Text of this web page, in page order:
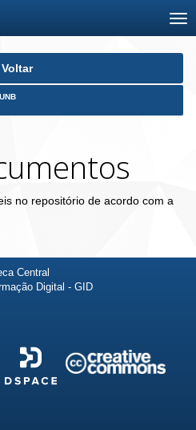
Voltar
no repositório de acordo com a
Central
Digital - GID